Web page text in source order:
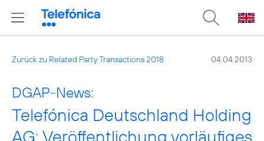
Zurück zu Related Party Transactions 2018 04.04.2013
DGAP-News:
Telefónica Deutschland Holding
AG: Veröffentlichung vorläufiges